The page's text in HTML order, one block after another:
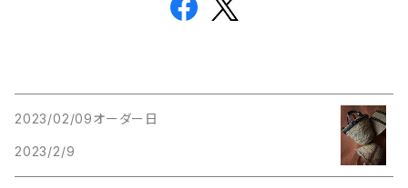
2023/02/09オーダー日
2023/2/9